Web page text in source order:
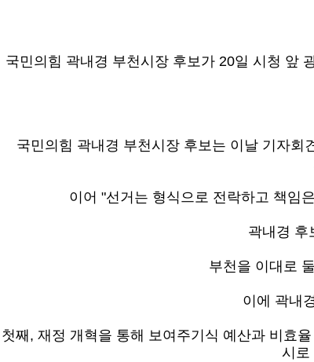
국민의힘 곽내경 부천시장 후보가 20일 시청 앞
국민의힘 곽내경 부천시장 후보는 이날 기자회
이어 "선거는 형식으로 전락하고 책임
곽내경 후
부천을 이대로
이에 곽내
첫째, 재정 개혁을 통해 보여주기식 예산과 비효
시로